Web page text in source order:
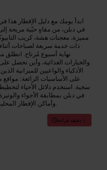
ابدأ يومك مع دليل الإفطار هذا
في دبلن، من مقاهٍ حيّية مريحة
مميزة، معجنات هشة، كريب
ذات خدمة سريعة لصباحات
نهاية أسبوع مُرتاح. انطلق
والخيارات الغذائية، وأين تحصل
الأذكياء والواعيين للميزانية
على الأساسيات الرائعة:
سخية. استخدم دلائل الأحياء
في دبلن بمطابقة الأجواء
وأماكن الإفطار المحلية في دبلن، موفّرًا عليك الوقت والعناء.
١٠ دقيقة قراءة